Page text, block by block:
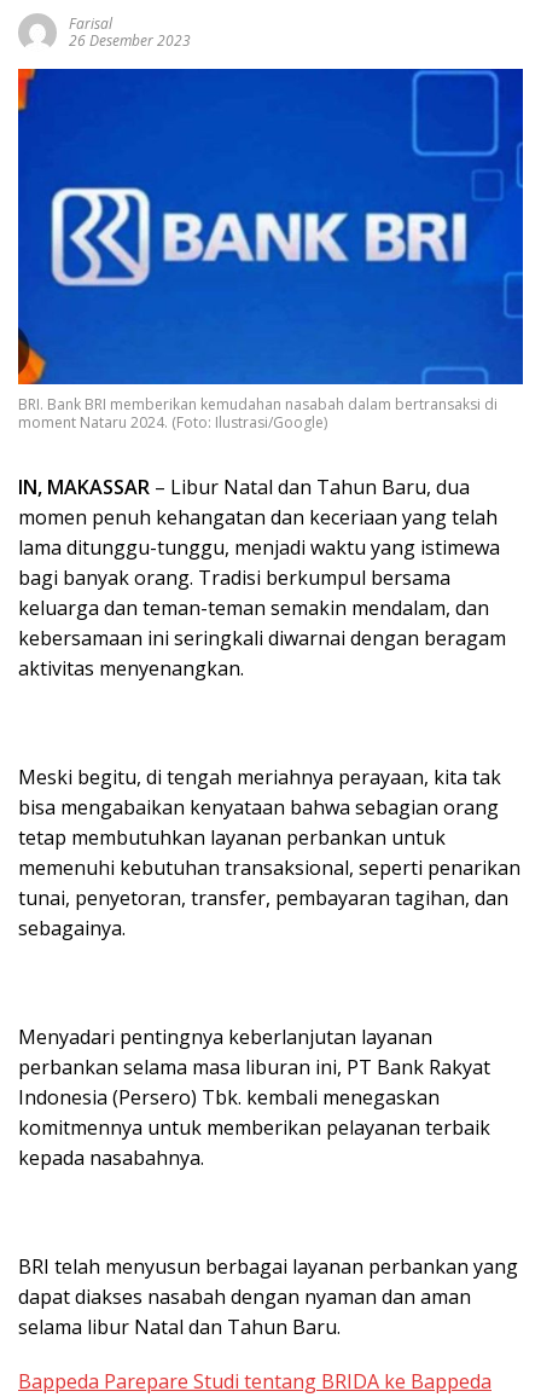
Farisal
26 Desember 2023
BRI. Bank BRI memberikan kemudahan nasabah dalam bertransaksi di
moment Nataru 2024. (Foto: Ilustrasi/Google)
IN, MAKASSAR – Libur Natal dan Tahun Baru, dua
momen penuh kehangatan dan keceriaan yang telah
lama ditunggu-tunggu, menjadi waktu yang istimewa
bagi banyak orang. Tradisi berkumpul bersama
keluarga dan teman-teman semakin mendalam, dan
kebersamaan ini seringkali diwarnai dengan beragam
aktivitas menyenangkan.
Meski begitu, di tengah meriahnya perayaan, kita tak
bisa mengabaikan kenyataan bahwa sebagian orang
tetap membutuhkan layanan perbankan untuk
memenuhi kebutuhan transaksional, seperti penarikan
tunai, penyetoran, transfer, pembayaran tagihan, dan
sebagainya.
Menyadari pentingnya keberlanjutan layanan
perbankan selama masa liburan ini, PT Bank Rakyat
Indonesia (Persero) Tbk. kembali menegaskan
komitmennya untuk memberikan pelayanan terbaik
kepada nasabahnya.
BRI telah menyusun berbagai layanan perbankan yang
dapat diakses nasabah dengan nyaman dan aman
selama libur Natal dan Tahun Baru.
Bappeda Parepare Studi tentang BRIDA ke Bappeda